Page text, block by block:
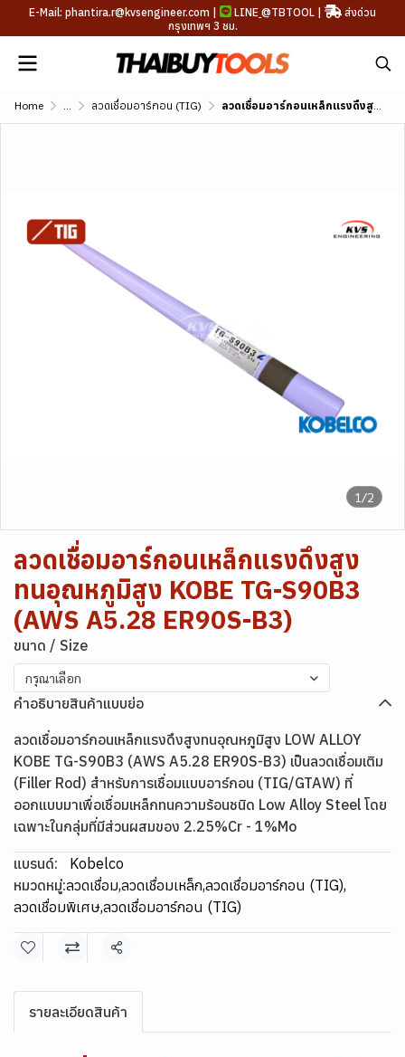
E-Mail: phantira.r@kvsengineer.com | LINE @TBTOOL |
ส่งด่วน
กรุงเทพฯ 3 ชม.
Home ... ลวดเชื่อมอาร์กอน (TIG) ลวดเชื่อมอาร์กอนเหล็กแรงดึงสูงทนอุณหภูมิสูง KOBE TG-S90B3 (AWS A5.28 ER90S-B3)
1/2
ลวดเชื่อมอาร์กอนเหล็กแรงดึงสูง
ทนอุณหภูมิสูง KOBE TG-S90B3
(AWS A5.28 ER90S-B3)
ขนาด / Size
กรุณาเลือก
คำอธิบายสินค้าแบบย่อ
ลวดเชื่อมอาร์กอนเหล็กแรงดึงสูงทนอุณหภูมิสูง LOW ALLOY
KOBE TG-S90B3 (AWS A5.28 ER90S-B3) เป็นลวดเชื่อมเติม
(Filler Rod) สำหรับการเชื่อมแบบอาร์กอน (TIG/GTAW) ที่
ออกแบบมาเพื่อเชื่อมเหล็กทนความร้อนชนิด Low Alloy Steel โดย
เฉพาะในกลุ่มที่มีส่วนผสมของ 2.25%Cr - 1%Mo
แบรนด์:
Kobelco
หมวดหมู่:ลวดเชื่อม,ลวดเชื่อมเหล็ก,ลวดเชื่อมอาร์กอน (TIG),
ลวดเชื่อมพิเศษ,ลวดเชื่อมอาร์กอน (TIG)
แชร์
รายละเอียดสินค้า